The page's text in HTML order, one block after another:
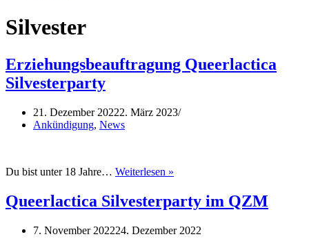
Silvester
Erziehungsbeauftragung Queerlactica
Silvesterparty
21. Dezember 20222. März 2023
Ankündigung, News
Du bist unter 18 Jahre… Weiterlesen »
Silvesterparty
Queerlactica Silvesterparty im QZM
7. November 202224. Dezember 2022